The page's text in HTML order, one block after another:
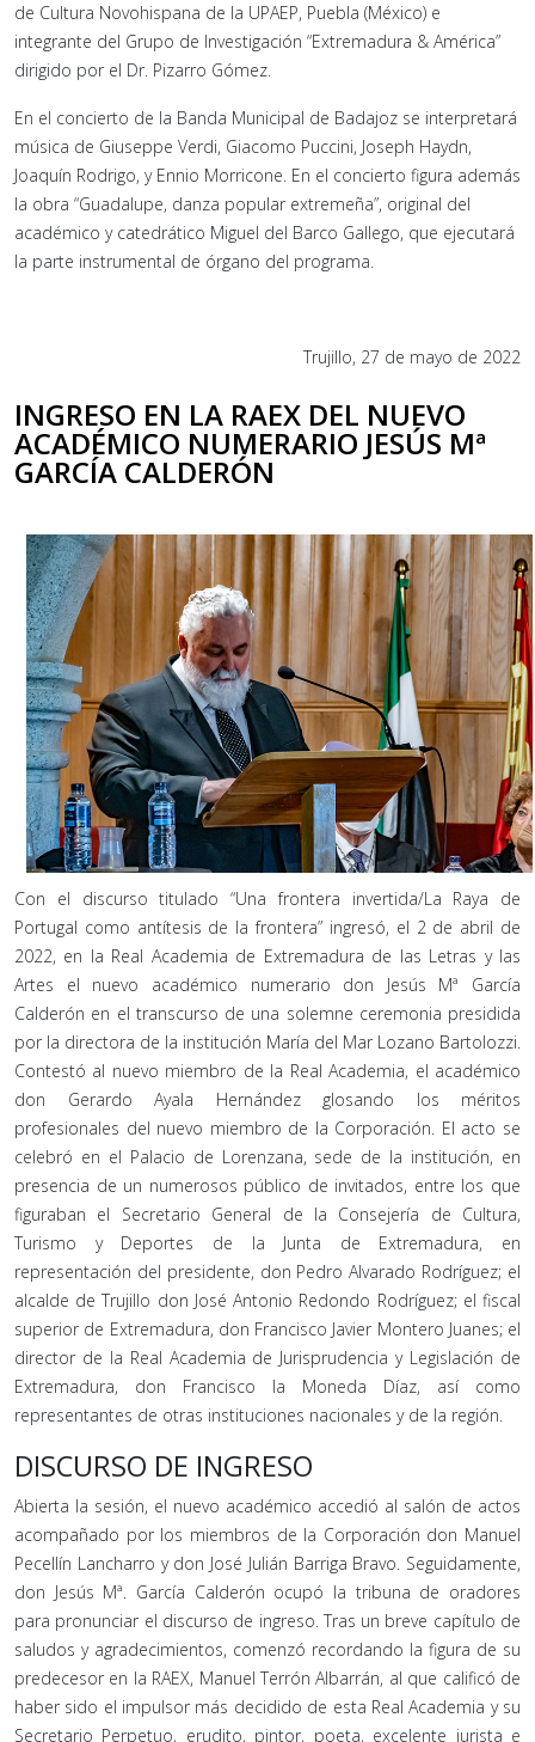
de Cultura Novohispana de la UPAEP, Puebla (México) e
integrante del Grupo de Investigación “Extremadura & América”
dirigido por el Dr. Pizarro Gómez.
En el concierto de la Banda Municipal de Badajoz se interpretará
música de Giuseppe Verdi, Giacomo Puccini, Joseph Haydn,
Joaquín Rodrigo, y Ennio Morricone. En el concierto figura además
la obra “Guadalupe, danza popular extremeña”, original del
académico y catedrático Miguel del Barco Gallego, que ejecutará
la parte instrumental de órgano del programa.
Trujillo, 27 de mayo de 2022
INGRESO EN LA RAEX DEL NUEVO
ACADÉMICO NUMERARIO JESÚS Mª
GARCÍA CALDERÓN
Con el discurso titulado “Una frontera invertida/La Raya de
Portugal como antítesis de la frontera” ingresó, el 2 de abril de
2022, en la Real Academia de Extremadura de las Letras y las
Artes el nuevo académico numerario don Jesús Mª García
Calderón en el transcurso de una solemne ceremonia presidida
por la directora de la institución María del Mar Lozano Bartolozzi.
Contestó al nuevo miembro de la Real Academia, el académico
don Gerardo Ayala Hernández glosando los méritos
profesionales del nuevo miembro de la Corporación. El acto se
celebró en el Palacio de Lorenzana, sede de la institución, en
presencia de un numerosos público de invitados, entre los que
figuraban el Secretario General de la Consejería de Cultura,
Turismo y Deportes de la Junta de Extremadura, en
representación del presidente, don Pedro Alvarado Rodríguez; el
alcalde de Trujillo don José Antonio Redondo Rodríguez; el fiscal
superior de Extremadura, don Francisco Javier Montero Juanes; el
director de la Real Academia de Jurisprudencia y Legislación de
Extremadura, don Francisco la Moneda Díaz, así como
representantes de otras instituciones nacionales y de la región.
DISCURSO DE INGRESO
Abierta la sesión, el nuevo académico accedió al salón de actos
acompañado por los miembros de la Corporación don Manuel
Pecellín Lancharro y don José Julián Barriga Bravo. Seguidamente,
don Jesús Mª. García Calderón ocupó la tribuna de oradores
para pronunciar el discurso de ingreso. Tras un breve capítulo de
saludos y agradecimientos, comenzó recordando la figura de su
predecesor en la RAEX, Manuel Terrón Albarrán, al que calificó de
haber sido el impulsor más decidido de esta Real Academia y su
Secretario Perpetuo, erudito, pintor, poeta, excelente jurista e